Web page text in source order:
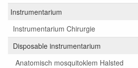
Instrumentarium
Instrumentarium Chirurgie
Disposable instrumentarium
Anatomisch mosquitoklem Halsted